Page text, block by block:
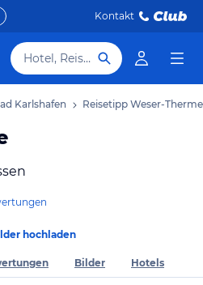
Kontakt
Hotel, Reiseziel
Karlshafen Reisetipp Weser-Therme
hochladen
Bilder Hotels